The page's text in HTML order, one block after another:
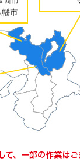
、一部の作業は